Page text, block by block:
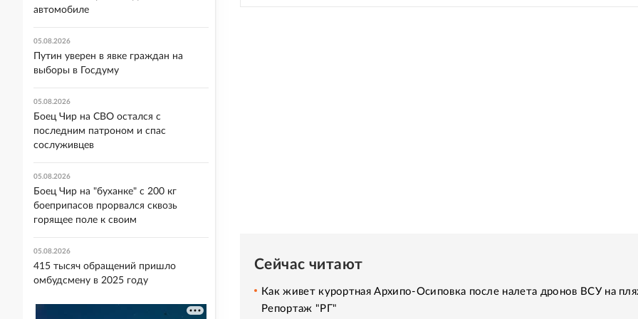
Сейчас читают
Как живет курортная Архипо-Осиповка после налета дронов ВСУ на
Репортаж "РГ"
автомобиле
05.08.2026
Путин уверен в явке граждан на
выборы в Госдуму
05.08.2026
Боец Чир на СВО остался с
последним патроном и спас
сослуживцев
05.08.2026
Боец Чир на "буханке" с 200 кг
боеприпасов прорвался сквозь
горящее поле к своим
05.08.2026
415 тысяч обращений пришло
омбудсмену в 2025 году